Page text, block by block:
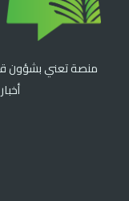
منصة تعني بشؤون